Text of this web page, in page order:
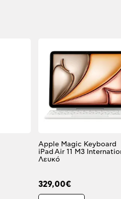
Apple Magic Keyboard
iPad Air 11 M3
Λευκό
329,00€